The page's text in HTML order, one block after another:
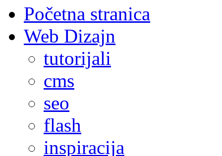
Početna stranica
Web Dizajn
tutorijali
cms
seo
flash
inspiracija